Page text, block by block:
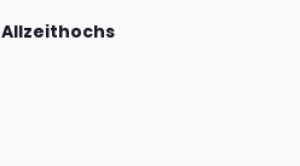
Allzeithochs